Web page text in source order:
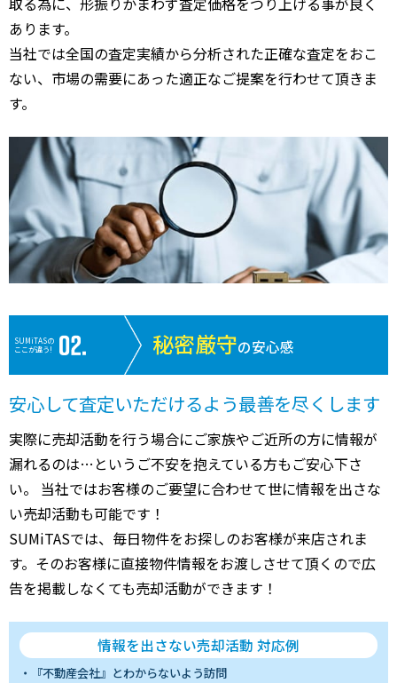
あります。
当社では全国の査定実績から分析された正確な査定をおこ
ない、市場の需要にあった適正なご提案を行わせて頂きま
す。
SUMiTASの
ここが違う!
秘密厳守の安心感
安心して査定いただけるよう最善を尽くします
実際に売却活動を行う場合にご家族やご近所の方に情報が
漏れるのは…というご不安を抱えている方もご安心下さ
い。 当社ではお客様のご要望に合わせて世に情報を出さな
い売却活動も可能です！
SUMiTASでは、毎日物件をお探しのお客様が来店されま
す。そのお客様に直接物件情報をお渡しさせて頂くので広
告を掲載しなくても売却活動ができます！
情報を出さない売却活動 対応例
『不動産会社』とわからないよう訪問